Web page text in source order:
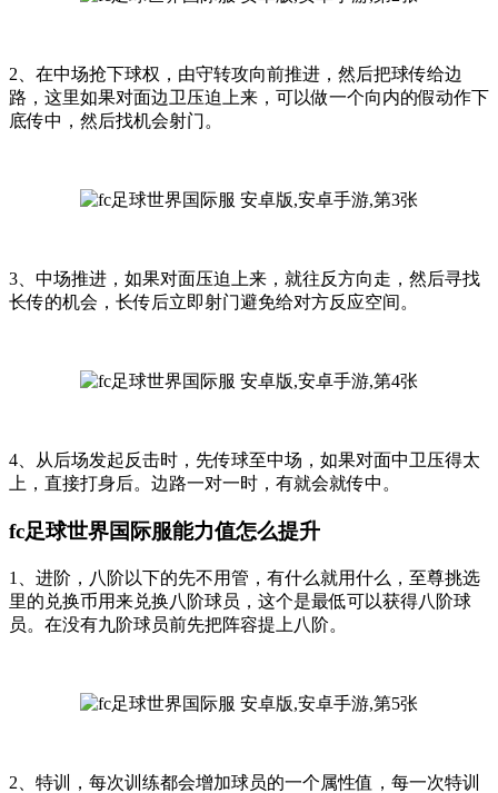
2、在中场抢下球权，由守转攻向前推进，然后把球传给边
路，这里如果对面边卫压迫上来，可以做一个向内的假动作下
底传中，然后找机会射门。
3、中场推进，如果对面压迫上来，就往反方向走，然后寻找
长传的机会，长传后立即射门避免给对方反应空间。
4、从后场发起反击时，先传球至中场，如果对面中卫压得太
上，直接打身后。边路一对一时，有就会就传中。
fc足球世界国际服能力值怎么提升
1、进阶，八阶以下的先不用管，有什么就用什么，至尊挑选
里的兑换币用来兑换八阶球员，这个是最低可以获得八阶球
员。在没有九阶球员前先把阵容提上八阶。
2、特训，每次训练都会增加球员的一个属性值，每一次特训